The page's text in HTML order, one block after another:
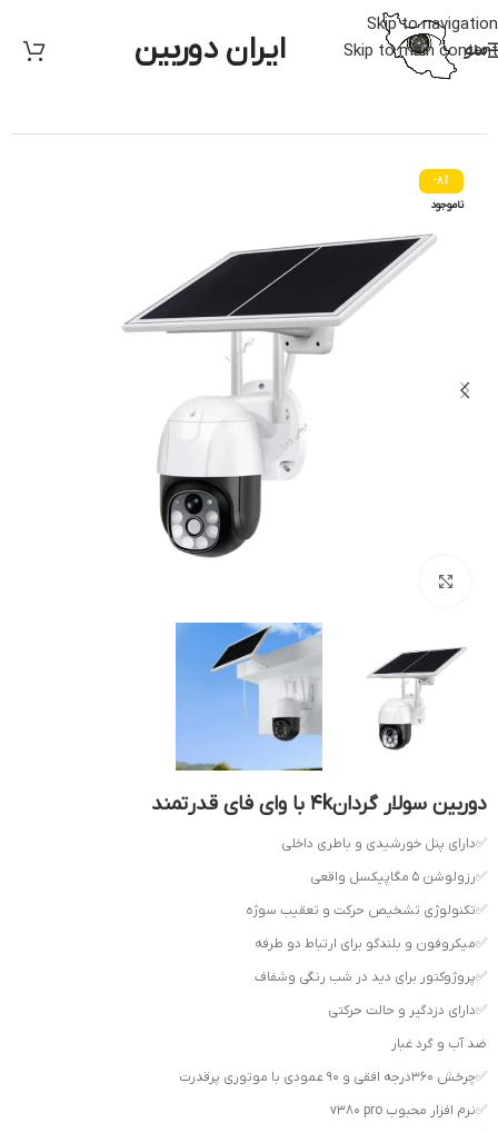
Skip to navigation
Skip to main content
منو ایران دوربین
-8%
ناموجود
دوربین سولار گردان4k با وای فای قدرتمند
‍✅دارای پنل خورشیدی و باطری داخلی
‍✅رزولوشن 5 مگاپیکسل واقعی
‍✅تکنولوژی تشخیص حرکت و تعقیب سوژه
✅️میکروفون و بلندگو برای ارتباط دو طرفه
✅پروژوکتور برای دید در شب رنگی و‌شفاف
✅دارای دزدگیر و حالت حرکتی
ضد آب و گرد غبار
✅چرخش ۳۶۰درجه افقی و ۹۰ عمودی با موتوری پرقدرت
✅نرم افزار محبوب v380 pro